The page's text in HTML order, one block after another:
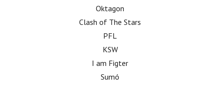
Oktagon
Clash of The Stars
PFL
KSW
I am Figter
Sumó